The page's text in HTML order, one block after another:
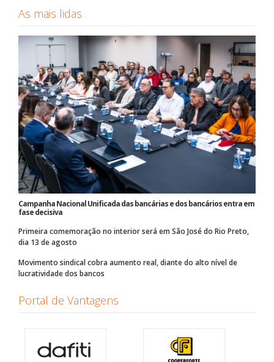
As mais lidas
Campanha Nacional Unificada das bancárias e dos bancários entra em
fase decisiva
Primeira comemoração no interior será em São José do Rio Preto,
dia 13 de agosto
Movimento sindical cobra aumento real, diante do alto nível de
lucratividade dos bancos
Portal de Vantagens